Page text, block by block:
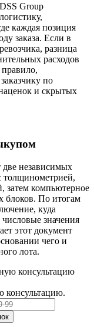
Group
каждая позиция
заказа. Если в
разница
расходов
по
и скрытых
независимых
толщинометрией,
затем компьютерное
блоков. По итогам
куда
значения
этот документ
чего и
лота.
консультацию.